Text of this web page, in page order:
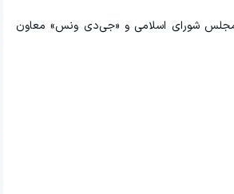
مجلس شورای اسلامی و «جی‌دی ونس» معاون